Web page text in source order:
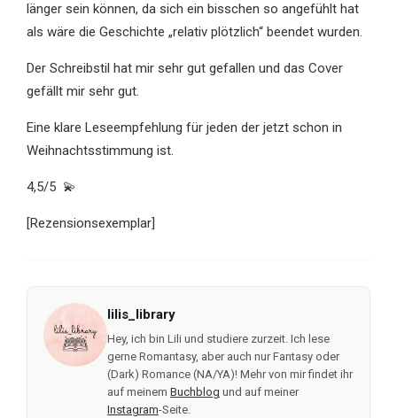
länger sein können, da sich ein bisschen so angefühlt hat
als wäre die Geschichte „relativ plötzlich“ beendet wurden.
Der Schreibstil hat mir sehr gut gefallen und das Cover
gefällt mir sehr gut.
Eine klare Leseempfehlung für jeden der jetzt schon in
Weihnachtsstimmung ist.
4,5/5 💫
[Rezensionsexemplar]
lilis_library
Hey, ich bin Lili und studiere zurzeit. Ich lese
gerne Romantasy, aber auch nur Fantasy oder
(Dark) Romance (NA/YA)! Mehr von mir findet ihr
auf meinem Buchblog und auf meiner
Instagram-Seite.